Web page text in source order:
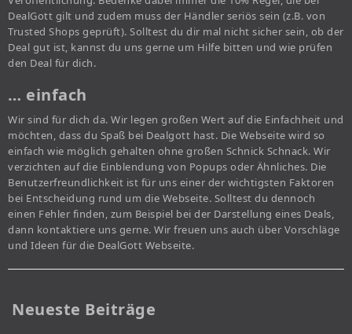
DealGott gilt und zudem muss der Händler seriös sein (z.B. von
Trusted Shops geprüft). Solltest du dir mal nicht sicher sein, ob der
Deal gut ist, kannst du uns gerne um Hilfe bitten und wie prüfen
den Deal für dich.
… einfach
Wir sind für dich da. Wir legen großen Wert auf die Einfachheit und
möchten, dass du Spaß bei Dealgott hast. Die Webseite wird so
einfach wie möglich gehalten ohne großen Schnick Schnack. Wir
verzichten auf die Einblendung von Popups oder Ähnliches. Die
Benutzerfreundlichkeit ist für uns einer der wichtigsten Faktoren
bei Entscheidung rund um die Webseite. Solltest du dennoch
einen Fehler finden, zum Beispiel bei der Darstellung eines Deals,
dann kontaktiere uns gerne. Wir freuen uns auch über Vorschläge
und Ideen für die DealGott Webseite.
Neueste Beiträge